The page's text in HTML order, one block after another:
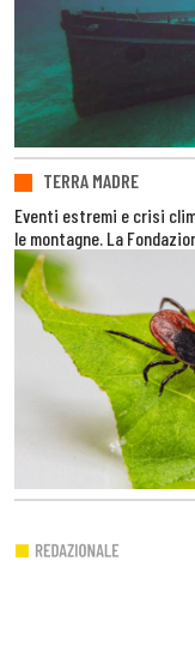
TERRA MADRE
Eventi estremi e crisi
le montagne. La